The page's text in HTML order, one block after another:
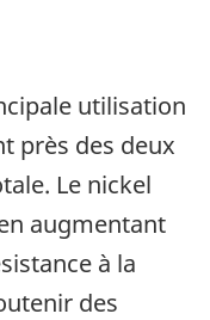
utilisation
près des deux
Le nickel
augmentant
à la
des